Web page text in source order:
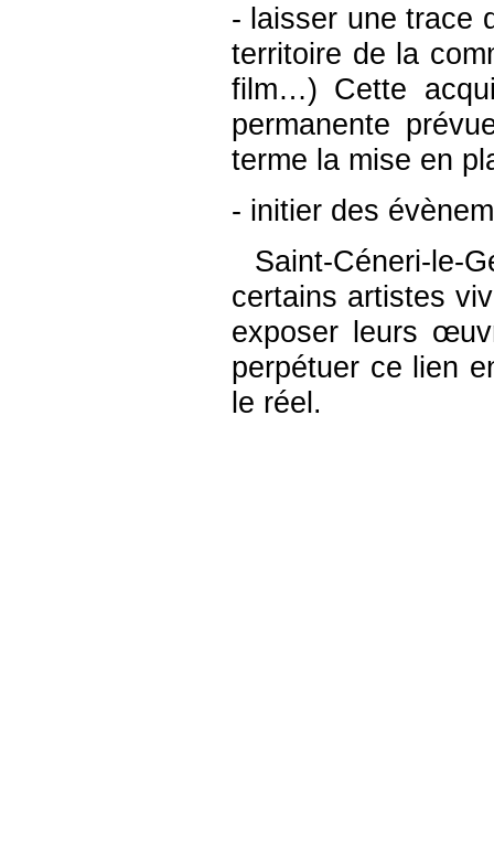
- laisser une trace
territoire de la
film…) Cette
permanente
terme la mise en
- initier des
Saint-Céneri-
certains artistes
exposer leurs
perpétuer ce lien
le réel.